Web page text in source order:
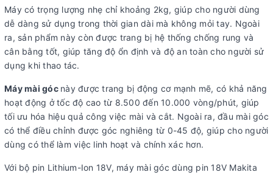
Máy có trọng lượng nhẹ chỉ khoảng 2kg, giúp cho người dùng
dễ dàng sử dụng trong thời gian dài mà không mỏi tay. Ngoài
ra, sản phẩm này còn được trang bị hệ thống chống rung và
cân bằng tốt, giúp tăng độ ổn định và độ an toàn cho người sử
dụng khi thao tác.
Máy mài góc này được trang bị động cơ mạnh mẽ, có khả năng
hoạt động ở tốc độ cao từ 8.500 đến 10.000 vòng/phút, giúp
tối ưu hóa hiệu quả công việc mài và cắt. Ngoài ra, đầu mài góc
có thể điều chỉnh được góc nghiêng từ 0-45 độ, giúp cho người
dùng có thể làm việc linh hoạt và chính xác hơn.
Với bộ pin Lithium-Ion 18V, máy mài góc dùng pin 18V Makita